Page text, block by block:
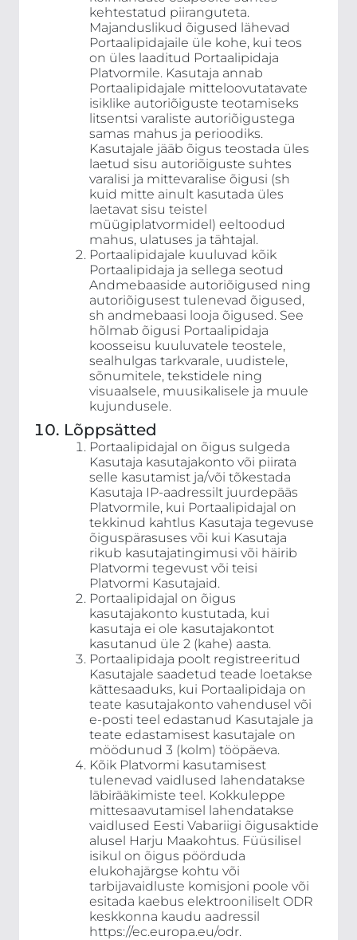
kehtestatud piiranguteta.
Majanduslikud õigused lähevad
Portaalipidajaile üle kohe, kui teos
on üles laaditud Portaalipidaja
Platvormile. Kasutaja annab
Portaalipidajale mitteloovutatavate
isiklike autoriõiguste teotamiseks
litsentsi varaliste autoriõigustega
samas mahus ja perioodiks.
Kasutajale jääb õigus teostada üles
laetud sisu autoriõiguste suhtes
varalisi ja mittevaralise õigusi (sh
kuid mitte ainult kasutada üles
laetavat sisu teistel
müügiplatvormidel) eeltoodud
mahus, ulatuses ja tähtajal.
Portaalipidajale kuuluvad kõik
Portaalipidaja ja sellega seotud
Andmebaaside autoriõigused ning
autoriõigusest tulenevad õigused,
sh andmebaasi looja õigused. See
hõlmab õigusi Portaalipidaja
koosseisu kuuluvatele teostele,
sealhulgas tarkvarale, uudistele,
sõnumitele, tekstidele ning
visuaalsele, muusikalisele ja muule
kujundusele.
Lõppsätted
Portaalipidajal on õigus sulgeda
Kasutaja kasutajakonto või piirata
selle kasutamist ja/või tõkestada
Kasutaja IP-aadressilt juurdepääs
Platvormile, kui Portaalipidajal on
tekkinud kahtlus Kasutaja tegevuse
õiguspärasuses või kui Kasutaja
rikub kasutajatingimusi või häirib
Platvormi tegevust või teisi
Platvormi Kasutajaid.
Portaalipidajal on õigus
kasutajakonto kustutada, kui
kasutaja ei ole kasutajakontot
kasutanud üle 2 (kahe) aasta.
Portaalipidaja poolt registreeritud
Kasutajale saadetud teade loetakse
kättesaaduks, kui Portaalipidaja on
teate kasutajakonto vahendusel või
e-posti teel edastanud Kasutajale ja
teate edastamisest kasutajale on
möödunud 3 (kolm) tööpäeva.
Kõik Platvormi kasutamisest
tulenevad vaidlused lahendatakse
läbirääkimiste teel. Kokkuleppe
mittesaavutamisel lahendatakse
vaidlused Eesti Vabariigi õigusaktide
alusel Harju Maakohtus. Füüsilisel
isikul on õigus pöörduda
elukohajärgse kohtu või
tarbijavaidluste komisjoni poole või
esitada kaebus elektrooniliselt ODR
keskkonna kaudu aadressil
https://ec.europa.eu/odr.